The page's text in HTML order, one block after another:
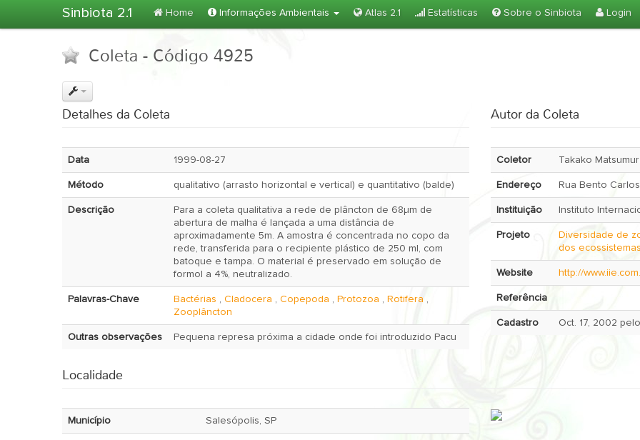
Sinbiota 2.1 Home Informações Ambientais Atlas 2.1 Estatísticas Sobre o Sinbiota Login
Coleta - Código 4925
Detalhes da Coleta
Data 1999-08-27
Método qualitativo (arrasto horizontal e vertical) e quantitativo (balde)
Descrição
Para a coleta qualitativa a rede de plâncton de 68µm de
abertura de malha é lançada a uma distância de
aproximadamente 5m. A amostra é concentrada no copo da
rede, transferida para o recipiente plástico de 250 ml, com
batoque e tampa. O material é preservado em solução de
formol a 4%, neutralizado.
Palavras-Chave Bactérias , Cladocera , Copepoda , Protozoa , Rotifera ,
Zooplâncton
Outras observações Pequena represa próxima a cidade onde foi introduzido Pacu
Autor da Coleta
Coletor Takako
Endereço Rua Bento
Instituição Instituto
Projeto
Diversidade de
dos
Website http://
Referência
Cadastro
Localidade
Município Salesópolis, SP